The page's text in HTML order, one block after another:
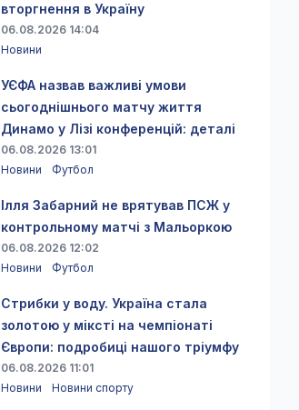
вторгнення в Україну
06.08.2026 14:04
Новини
УЄФА назвав важливі умови
сьогоднішнього матчу життя
Динамо у Лізі конференцій: деталі
06.08.2026 13:01
Новини
Футбол
Ілля Забарний не врятував ПСЖ у
контрольному матчі з Мальоркою
06.08.2026 12:02
Новини
Футбол
Стрибки у воду. Україна стала
золотою у міксті на чемпіонаті
Європи: подробиці нашого тріумфу
06.08.2026 11:01
Новини
Новини спорту